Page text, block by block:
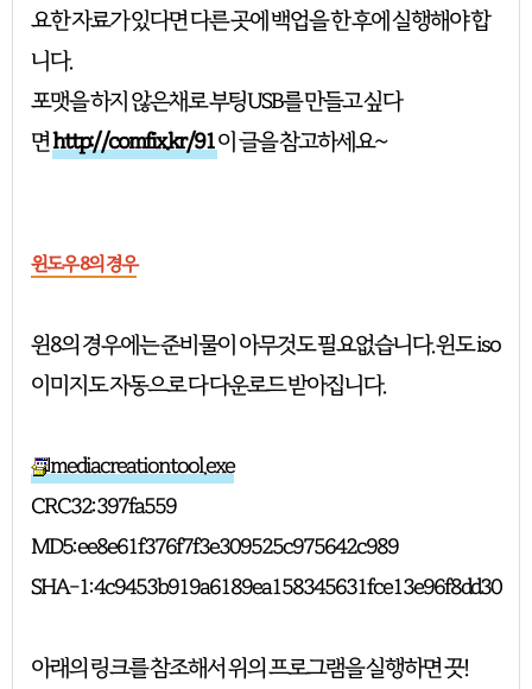
요한 자료가 있다면 다른 곳에 백업을 한 후에 실행해야 합
니다.
포맷을 하지 않은채로 부팅USB를 만들고 싶다
면http://comfix.kr/91이 글을 참고하세요~
윈도우 8의 경우
윈8의 경우에는 준비물이 아무것도 필요없습니다. 윈도 iso
이미지도 자동으로 다 다운로드 받아집니다.
mediacreationtool.exe
CRC32: 397fa559
MD5: ee8e61f376f7f3e309525c975642c989
SHA-1: 4c9453b919a6189ea158345631fce13e96f8dd30
아래의 링크를 참조해서 위의 프로그램을 실행하면 끗!